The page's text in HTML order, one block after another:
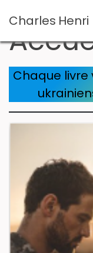
Charles Henri
Chaque livre